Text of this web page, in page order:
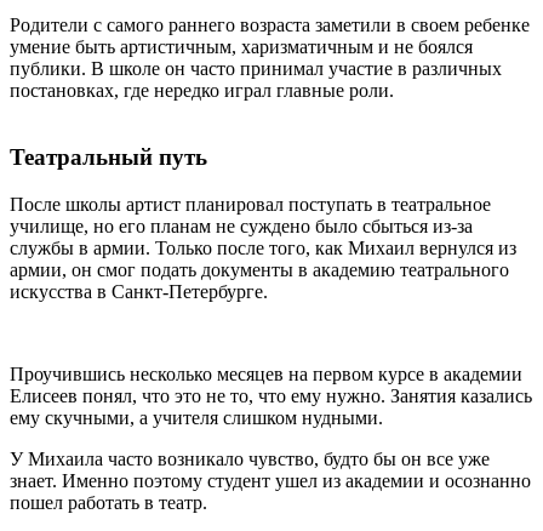
Родители с самого раннего возраста заметили в своем ребенке
умение быть артистичным, харизматичным и не боялся
публики. В школе он часто принимал участие в различных
постановках, где нередко играл главные роли.
Театральный путь
После школы артист планировал поступать в театральное
училище, но его планам не суждено было сбыться из-за
службы в армии. Только после того, как Михаил вернулся из
армии, он смог подать документы в академию театрального
искусства в Санкт-Петербурге.
Проучившись несколько месяцев на первом курсе в академии
Елисеев понял, что это не то, что ему нужно. Занятия казались
ему скучными, а учителя слишком нудными.
У Михаила часто возникало чувство, будто бы он все уже
знает. Именно поэтому студент ушел из академии и осознанно
пошел работать в театр.